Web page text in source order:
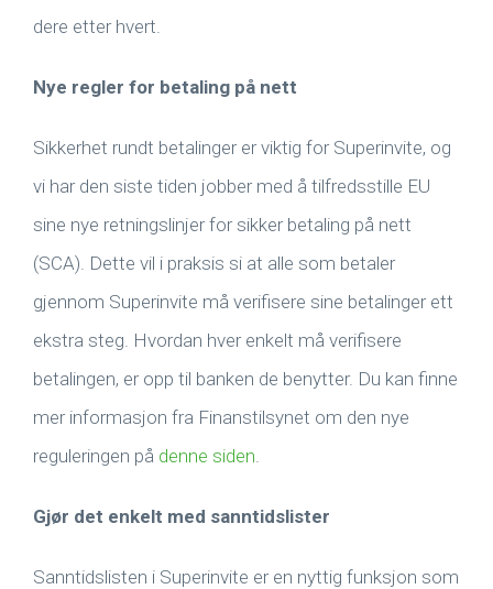
dere etter hvert.
Nye regler for betaling på nett
Sikkerhet rundt betalinger er viktig for Superinvite, og
vi har den siste tiden jobber med å tilfredsstille EU
sine nye retningslinjer for sikker betaling på nett
(SCA). Dette vil i praksis si at alle som betaler
gjennom Superinvite må verifisere sine betalinger ett
ekstra steg. Hvordan hver enkelt må verifisere
betalingen, er opp til banken de benytter. Du kan finne
mer informasjon fra Finanstilsynet om den nye
reguleringen på denne siden
Gjør det enkelt med sanntidslister
Sanntidslisten i Superinvite er en nyttig funksjon som